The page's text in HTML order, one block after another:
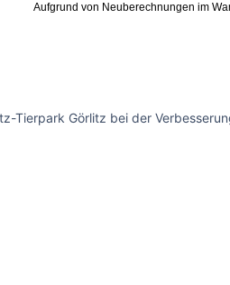
Aufgrund von Neuberechnungen im
Görlitz bei der